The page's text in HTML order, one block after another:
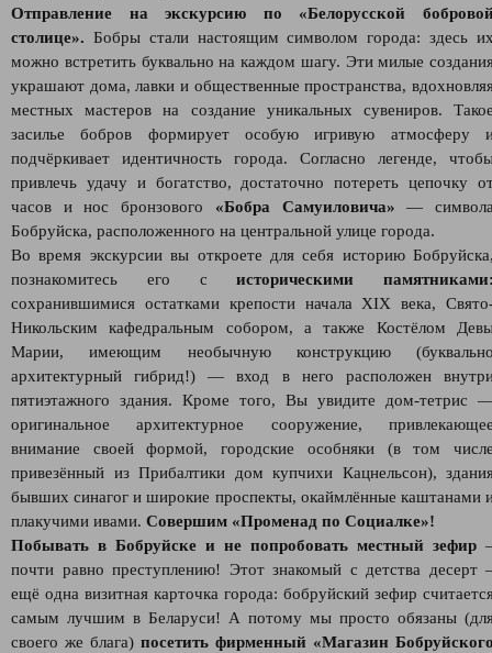
Отправление на экскурсию по «Белорусской
столице». Бобры стали настоящим символом города: здесь
можно встретить буквально на каждом шагу. Эти милые
украшают дома, лавки и общественные пространства,
местных мастеров на создание уникальных сувениров.
засилье бобров формирует особую игривую атмосферу
подчёркивает идентичность города. Согласно легенде,
привлечь удачу и богатство, достаточно потереть цепочку
часов и нос бронзового «Бобра Самуиловича» —
Бобруйска, расположенного на центральной улице города.
Во время экскурсии вы откроете для себя историю
познакомитесь его систорическими
сохранившимися остатками крепости начала XIX века,
Никольским кафедральным собором, а также Костёлом
Марии, имеющим необычную конструкцию
архитектурный гибрид!) — вход в него расположен
пятиэтажного здания. Кроме того, Вы увидите дом-тетрис
оригинальное архитектурное сооружение,
внимание своей формой, городские особняки (в том
привезённый из Прибалтики дом купчихи Кацнельсон),
бывших синагог и широкие проспекты, окаймлённые каштанами
плакучими ивами. Совершим «Променад по Социалке»!
Побывать в Бобруйске и не попробовать местный зефир
почти равно преступлению! Этот знакомый с детства десерт
ещё одна визитная карточка города: бобруйский зефир
самым лучшим в Беларуси! А потому мы просто обязаны
своего же блага) посетить фирменный «Магазин